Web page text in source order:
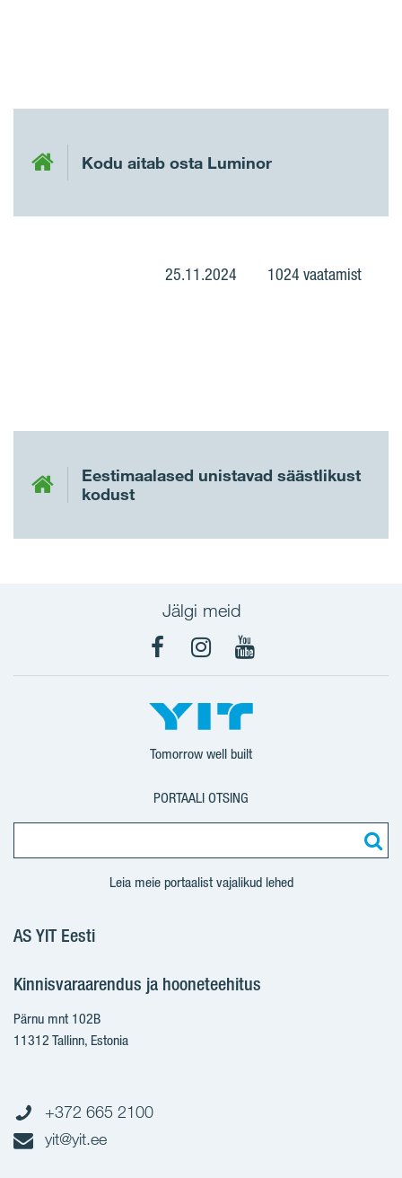
Kodu aitab osta Luminor
25.11.2024 1024 vaatamist
Eestimaalased unistavad säästlikust
kodust
Jälgi meid
FacebookInstagram
YouTube
Tomorrow well built
PORTAALI OTSING
Leia meie portaalist vajalikud lehed
AS YIT Eesti
Kinnisvaraarendus ja hooneteehitus
Pärnu mnt 102B
11312 Tallinn, Estonia
+372 665 2100
yit@yit.ee